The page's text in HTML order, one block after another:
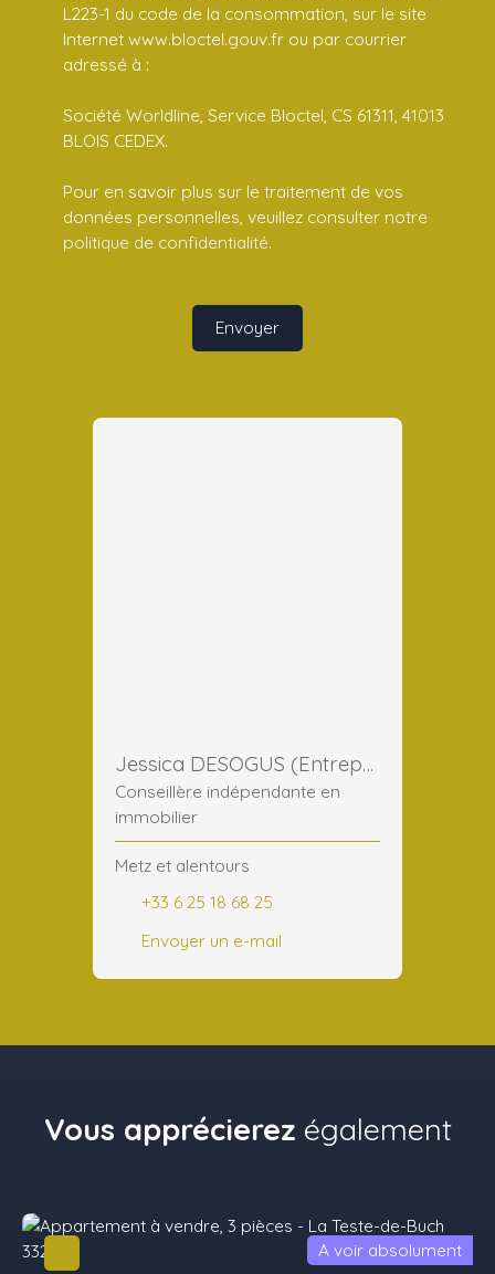
L223-1 du code de la consommation, sur le site
Internet www.bloctel.gouv.fr ou par courrier
adressé à :
Société Worldline, Service Bloctel, CS 61311, 41013
BLOIS CEDEX.
Pour en savoir plus sur le traitement de vos
données personnelles, veuillez consulter notre
politique de confidentialité.
Envoyer
Jessica DESOGUS (Entreprise)
Conseillère indépendante en
immobilier
Metz et alentours
+33 6 25 18 68 25
Envoyer un e-mail
Vous apprécierez également
A voir absolument